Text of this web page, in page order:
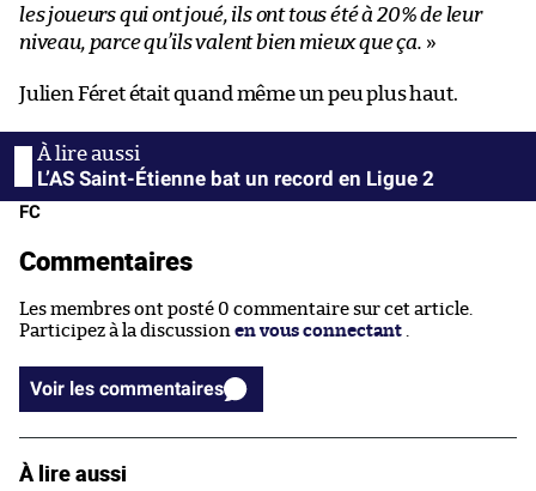
les joueurs qui ont joué, ils ont tous été à 20% de leur
niveau, parce qu’ils valent bien mieux que ça. »
Julien Féret était quand même un peu plus haut.
L’AS Saint-Étienne bat un record en Ligue 2
FC
Commentaires
Les membres ont posté 0 commentaire sur cet article.
Participez à la discussion en vous connectant .
Voir les commentaires
À lire aussi